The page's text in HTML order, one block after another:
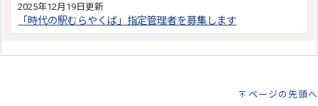
2025年12月19日更新
「時代の駅むらやくば」指定管理者を募集します
ページの先頭へ